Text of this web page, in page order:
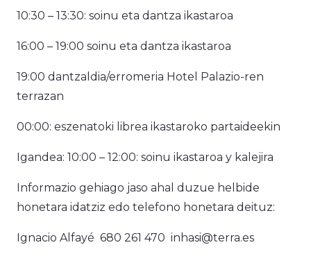
10:30 – 13:30: soinu eta dantza ikastaroa
16:00 – 19:00 soinu eta dantza ikastaroa
19:00 dantzaldia/erromeria Hotel Palazio-ren
terrazan
00:00: eszenatoki librea ikastaroko partaideekin
Igandea: 10:00 – 12:00: soinu ikastaroa y kalejira
Informazio gehiago jaso ahal duzue helbide
honetara idatziz edo telefono honetara deituz:
Ignacio Alfayé 680 261 470 inhasi@terra.es